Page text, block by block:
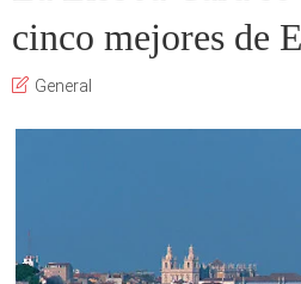
cinco mejores de
General